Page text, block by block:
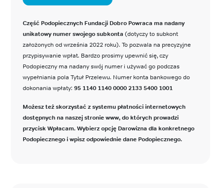
Część Podopiecznych Fundacji Dobro Powraca ma nadany
unikatowy numer swojego subkonta (dotyczy to subkont
założonych od września 2022 roku). To pozwala na precyzyjne
przypisywanie wpłat. Bardzo prosimy upewnić się, czy
Podopieczny ma nadany swój numer i używać go podczas
wypełniania pola Tytuł Przelewu. Numer konta bankowego do
dokonania wpłaty: 95 1140 1140 0000 2133 5400 1001
Możesz też skorzystać z systemu płatności internetowych
dostępnych na naszej stronie www, do których prowadzi
przycisk Wpłacam. Wybierz opcję Darowizna dla konkretnego
Podopiecznego i wpisz odpowiednie dane Podopiecznego.